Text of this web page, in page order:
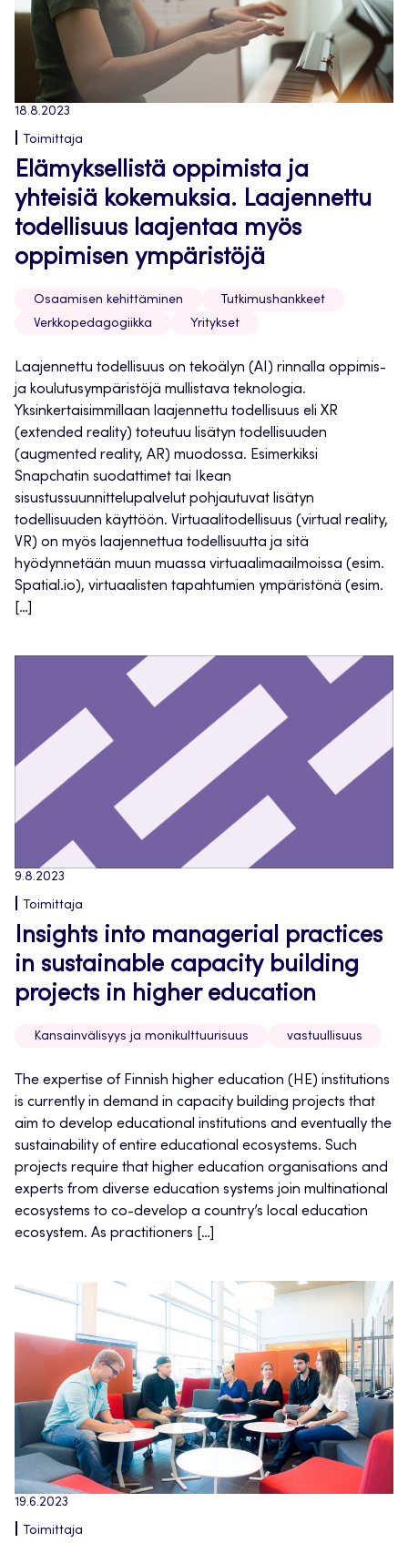
18.8.2023
Toimittaja
Elämyksellistä oppimista ja
yhteisiä kokemuksia. Laajennettu
todellisuus laajentaa myös
oppimisen ympäristöjä
Osaamisen kehittäminen
Tutkimushankkeet
Verkkopedagogiikka
Yritykset
Laajennettu todellisuus on tekoälyn (AI) rinnalla oppimis-
ja koulutusympäristöjä mullistava teknologia.
Yksinkertaisimmillaan laajennettu todellisuus eli XR
(extended reality) toteutuu lisätyn todellisuuden
(augmented reality, AR) muodossa. Esimerkiksi
Snapchatin suodattimet tai Ikean
sisustussuunnittelupalvelut pohjautuvat lisätyn
todellisuuden käyttöön. Virtuaalitodellisuus (virtual reality,
VR) on myös laajennettua todellisuutta ja sitä
hyödynnetään muun muassa virtuaalimaailmoissa (esim.
Spatial.io), virtuaalisten tapahtumien ympäristönä (esim.
[…]
9.8.2023
Toimittaja
Insights into managerial practices
in sustainable capacity building
projects in higher education
Kansainvälisyys ja monikulttuurisuus vastuullisuus
The expertise of Finnish higher education (HE) institutions
is currently in demand in capacity building projects that
aim to develop educational institutions and eventually the
sustainability of entire educational ecosystems. Such
projects require that higher education organisations and
experts from diverse education systems join multinational
ecosystems to co-develop a country’s local education
ecosystem. As practitioners […]
19.6.2023
Toimittaja